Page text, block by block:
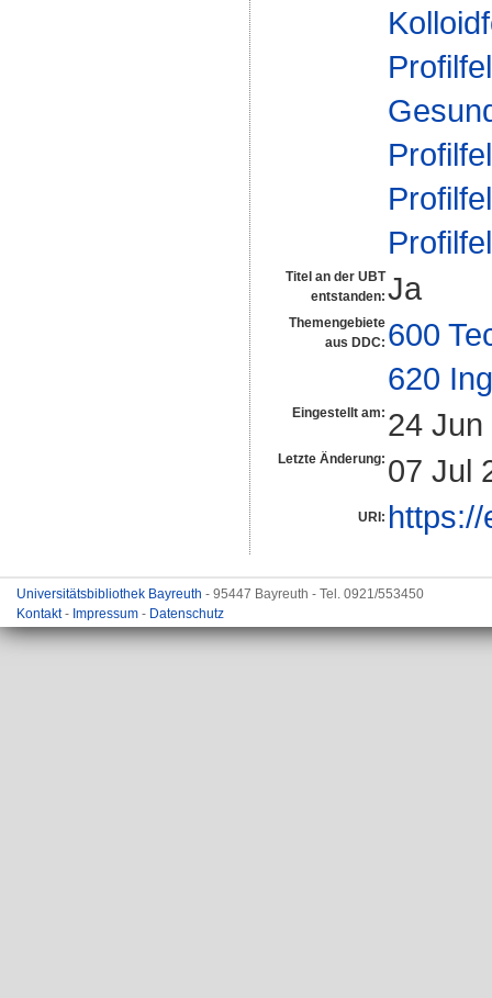
Titel an der UBT
entstanden: Ja
Themengebiete
aus DDC: 600
620
Eingestellt am: 24
Letzte Änderung: 07 Jul
URI:
Universitätsbibliothek Bayreuth - 95447 Bayreuth - Tel. 0921/553450
Kontakt- Impressum - Datenschutz